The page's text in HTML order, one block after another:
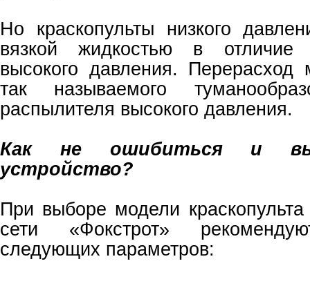
Но краскопульты низкого
вязкой жидкостью в отличие
высокого давления. Перерасход
так называемого
распылителя высокого давления.
Как не ошибиться и
устройство?
При выборе модели краскопульта
сети «Фокстрот»
следующих параметров: